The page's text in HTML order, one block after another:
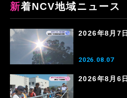
新着NCV地域ニュース
2026年8月7
2026.08.07
2026年8月6